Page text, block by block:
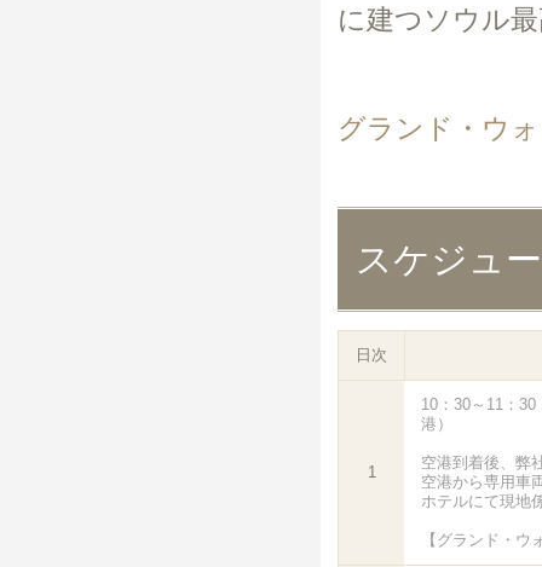
に建つソウル
グランド・ウ
スケジュ
日次
1
10：30～11：
港）
空港到着後、弊
空港から専用車
ホテルにて現地
【グランド・ウ